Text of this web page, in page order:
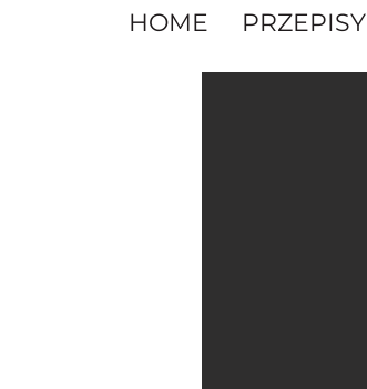
HOME PRZEPISY